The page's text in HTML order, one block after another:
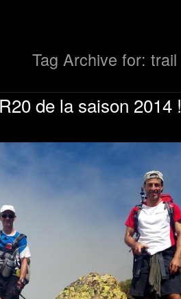
Tag Archive for: trail
de la saison 2014 !